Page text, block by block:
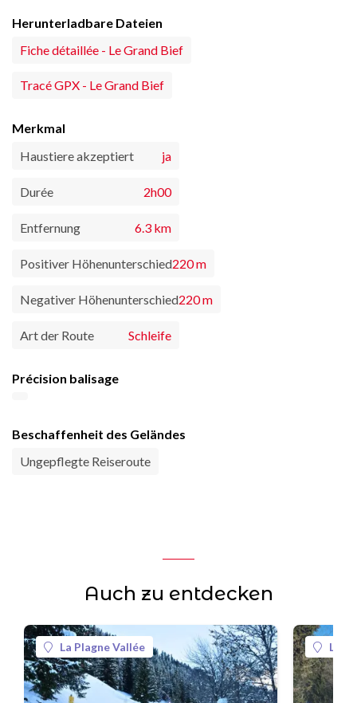
Herunterladbare Dateien
Fiche détaillée - Le Grand Bief
Tracé GPX - Le Grand Bief
Merkmal
Haustiere akzeptiert
ja
Durée 2h00
Entfernung 6.3 km
Positiver Höhenunterschied220 m
Negativer Höhenunterschied220 m
Art der Route Schleife
Précision balisage
Beschaffenheit des Geländes
Ungepflegte Reiseroute
Auch zu entdecken
La Plagne Vallée La